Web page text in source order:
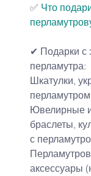
✅ Что
✔ Подарки с
перламутра:
Шкатулки,
Ювелирные
браслеты,
с
аксессуары